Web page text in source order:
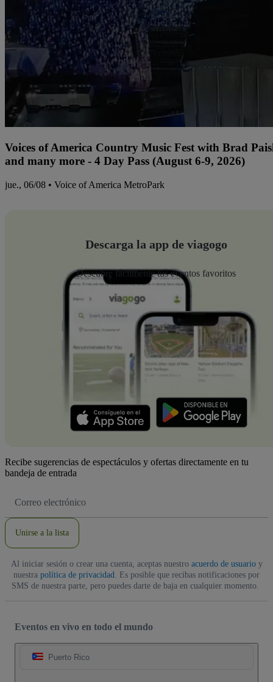
Voices of America Country Music Fest with Brad
and many more - 4 Day Pass (August 6-9, 2026)
jue., 06/08 • Voice of America MetroPark
Descarga la app de viagogo
Descubre fácilmente tus eventos favoritos
Recibe sugerencias de espectáculos y ofertas directamente en tu
bandeja de entrada
de
Unirse a la lista
Al iniciar sesión o crear una cuenta, aceptas nuestro acuerdo de usuarioy
nuestra política de privacidad
. Es posible que recibas notificaciones por
SMS de nuestra parte, pero puedes darte de baja en cualquier momento.
Eventos en vivo en todo el mundo
Puerto Rico